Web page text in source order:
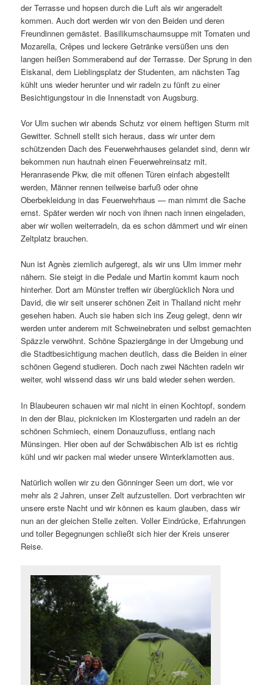
der Terrasse und hopsen durch die Luft als wir angeradelt
kommen. Auch dort werden wir von den Beiden und deren
Freundinnen gemästet. Basilikumschaumsuppe mit Tomaten und
Mozarella, Crêpes und leckere Getränke versüßen uns den
langen heißen Sommerabend auf der Terrasse. Der Sprung in den
Eiskanal, dem Lieblingsplatz der Studenten, am nächsten Tag
kühlt uns wieder herunter und wir radeln zu fünft zu einer
Besichtigungstour in die Innenstadt von Augsburg.
Vor Ulm suchen wir abends Schutz vor einem heftigen Sturm mit
Gewitter. Schnell stellt sich heraus, dass wir unter dem
schützenden Dach des Feuerwehrhauses gelandet sind, denn wir
bekommen nun hautnah einen Feuerwehreinsatz mit.
Heranrasende Pkw, die mit offenen Türen einfach abgestellt
werden, Männer rennen teilweise barfuß oder ohne
Oberbekleidung in das Feuerwehrhaus — man nimmt die Sache
ernst. Später werden wir noch von ihnen nach innen eingeladen,
aber wir wollen weiterradeln, da es schon dämmert und wir einen
Zeltplatz brauchen.
Nun ist Agnès ziemlich aufgeregt, als wir uns Ulm immer mehr
nähern. Sie steigt in die Pedale und Martin kommt kaum noch
hinterher. Dort am Münster treffen wir überglücklich Nora und
David, die wir seit unserer schönen Zeit in Thailand nicht mehr
gesehen haben. Auch sie haben sich ins Zeug gelegt, denn wir
werden unter anderem mit Schweinebraten und selbst gemachten
Späzzle verwöhnt. Schöne Spaziergänge in der Umgebung und
die Stadtbesichtigung machen deutlich, dass die Beiden in einer
schönen Gegend studieren. Doch nach zwei Nächten radeln wir
weiter, wohl wissend dass wir uns bald wieder sehen werden.
In Blaubeuren schauen wir mal nicht in einen Kochtopf, sondern
in den der Blau, picknicken im Klostergarten und radeln an der
schönen Schmiech, einem Donauzufluss, entlang nach
Münsingen. Hier oben auf der Schwäbischen Alb ist es richtig
kühl und wir packen mal wieder unsere Winterklamotten aus.
Natürlich wollen wir zu den Gönninger Seen um dort, wie vor
mehr als 2 Jahren, unser Zelt aufzustellen. Dort verbrachten wir
unsere erste Nacht und wir können es kaum glauben, dass wir
nun an der gleichen Stelle zelten. Voller Eindrücke, Erfahrungen
und toller Begegnungen schließt sich hier der Kreis unserer
Reise.